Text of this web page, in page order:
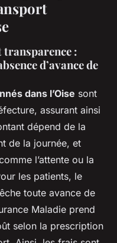
:
d’avance de
dans l’Oise sont
assurant ainsi
dépend de la
de la journée, et
l’attente ou la
les patients, le
toute avance de
Maladie prend
selon la prescription